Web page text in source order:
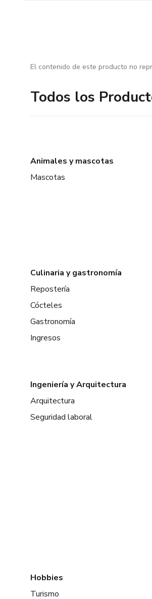
El contenido de este producto no
Todos los
Animales y mascotas
Mascotas
Culinaria y gastronomía
Repostería
Cócteles
Gastronomía
Ingresos
Ingeniería y Arquitectura
Arquitectura
Seguridad laboral
Hobbies
Turismo